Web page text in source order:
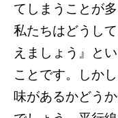
てしまうことが
私たちはどうし
えましょう』と
ことです。しか
味があるかどう